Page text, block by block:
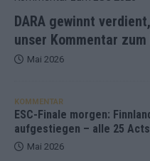
DARA gewinnt
unser Kommentar zum
Mai 2026
KOMMENTAR
ESC-Finale morgen:
aufgestiegen – alle 25
Mai 2026